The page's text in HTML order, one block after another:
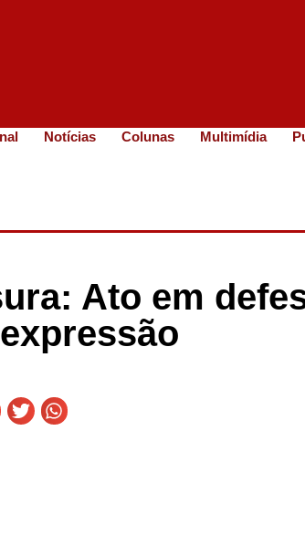
Notícias Colunas Multimídia
Ato em